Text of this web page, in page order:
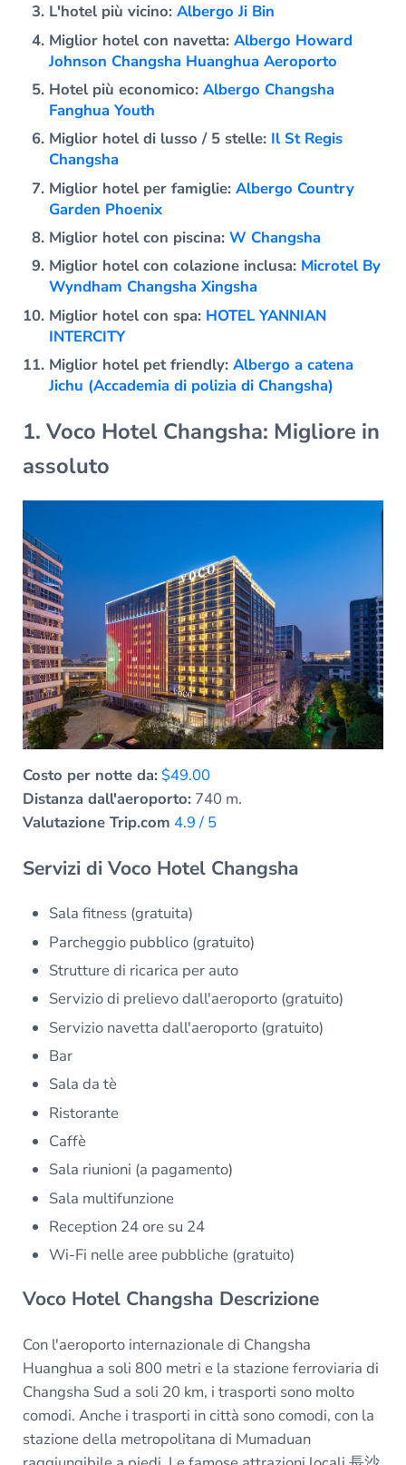
L'hotel più vicino:Albergo Ji Bin
Miglior hotel con navetta:Albergo Howard
Johnson Changsha Huanghua Aeroporto
Hotel più economico:Albergo Changsha
Fanghua Youth
Miglior hotel di lusso / 5 stelle: Il St Regis
Changsha
Miglior hotel per famiglie:Albergo Country
Garden Phoenix
Miglior hotel con piscina:W Changsha
Miglior hotel con colazione inclusa: Microtel By
Wyndham Changsha Xingsha
Miglior hotel con spa: HOTEL YANNIAN
INTERCITY
Miglior hotel pet friendly:Albergo a catena
Jichu (Accademia di polizia di Changsha)
1. Voco Hotel Changsha: Migliore in
assoluto
Costo per notte da: $49.00
Distanza dall'aeroporto:740 m.
Valutazione Trip.com 4.9 / 5
Servizi di Voco Hotel Changsha
Sala fitness (gratuita)
Parcheggio pubblico (gratuito)
Strutture di ricarica per auto
Servizio di prelievo dall'aeroporto (gratuito)
Servizio navetta dall'aeroporto (gratuito)
Bar
Sala da tè
Ristorante
Caffè
Sala riunioni (a pagamento)
Sala multifunzione
Reception 24 ore su 24
Wi-Fi nelle aree pubbliche (gratuito)
Voco Hotel Changsha Descrizione
Con l'aeroporto internazionale di Changsha
Huanghua a soli 800 metri e la stazione ferroviaria di
Changsha Sud a soli 20 km, i trasporti sono molto
comodi. Anche i trasporti in città sono comodi, con la
stazione della metropolitana di Mumaduan